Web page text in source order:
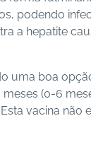
podendo
a hepatite
uma boa
(0-6
vacina